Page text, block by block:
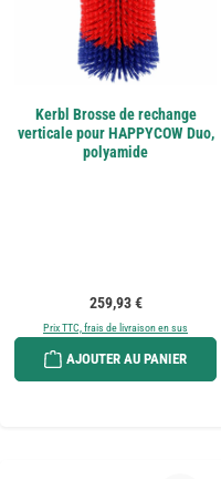
Kerbl Brosse de rechange
verticale pour HAPPYCOW Duo,
polyamide
Prix régulier :
259,93 €
Prix TTC, frais de livraison en sus
AJOUTER AU PANIER